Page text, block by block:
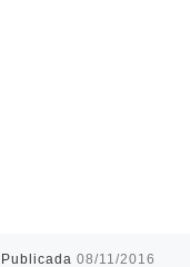
Publicada 08/11/2016